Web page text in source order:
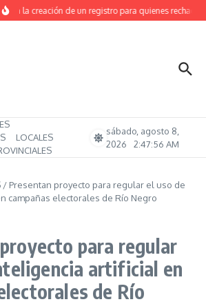
la creación de un registro para quienes rechacen
LOCALES
sábado, agosto 8,
2026
2:47:56 AM
/ Presentan proyecto para regular el uso de
campañas electorales de Río Negro
para regular
artificial en
de Río